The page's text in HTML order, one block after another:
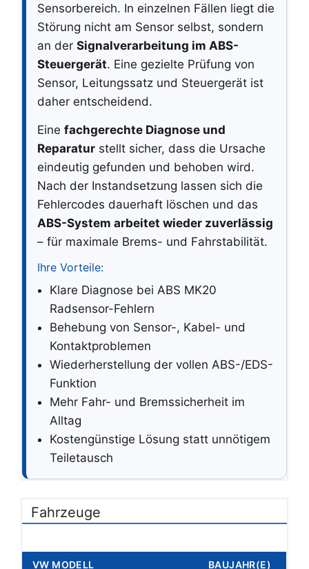
Sensorbereich. In einzelnen Fällen liegt die
Störung nicht am Sensor selbst, sondern
an der Signalverarbeitung im ABS-
Steuergerät. Eine gezielte Prüfung von
Sensor, Leitungssatz und Steuergerät ist
daher entscheidend.
Eine fachgerechte Diagnose und
Reparatur stellt sicher, dass die Ursache
eindeutig gefunden und behoben wird.
Nach der Instandsetzung lassen sich die
Fehlercodes dauerhaft löschen und das
ABS-System arbeitet wieder zuverlässig
– für maximale Brems- und Fahrstabilität.
Ihre Vorteile:
Klare Diagnose bei ABS MK20
Radsensor-Fehlern
Behebung von Sensor-, Kabel- und
Kontaktproblemen
Wiederherstellung der vollen ABS-/EDS-
Funktion
Mehr Fahr- und Bremssicherheit im
Alltag
Kostengünstige Lösung statt unnötigem
Teiletausch
Fahrzeuge
VW MODELL BAUJAHR(E)